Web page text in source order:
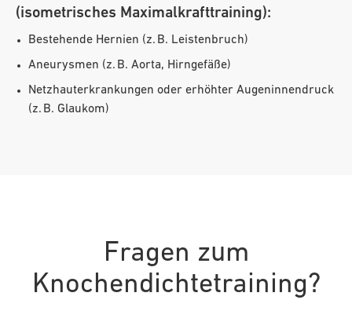
(isometrisches Maximalkrafttraining):
Bestehende Hernien (z. B. Leistenbruch)
Aneurysmen (z. B. Aorta, Hirngefäße)
Netzhauterkrankungen oder erhöhter Augeninnendruck
(z. B. Glaukom)
Fragen zum
Knochendichtetraining?